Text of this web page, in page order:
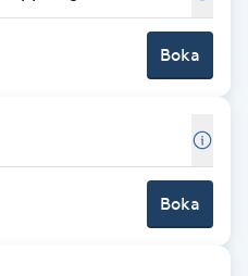
Boka
Boka